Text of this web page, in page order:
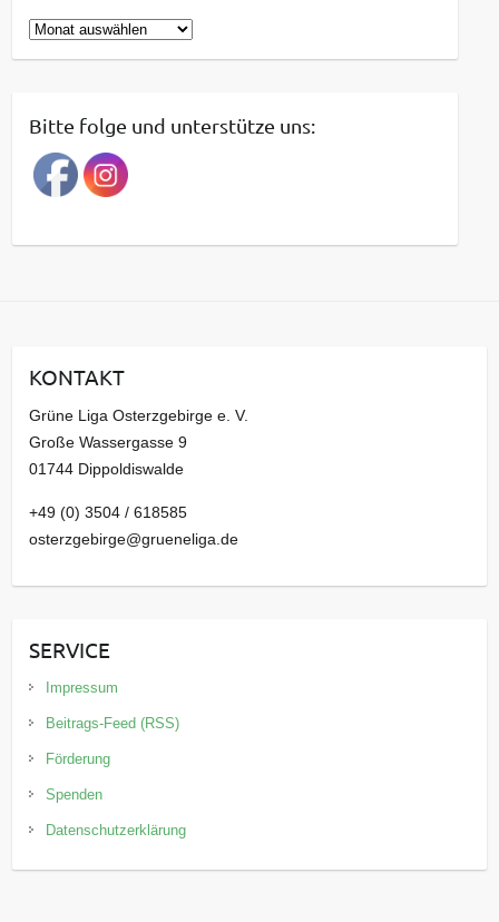
B
e
r
a
g
a
v
Bitte folge und unterstütze uns:
KONTAKT
Grüne Liga Osterzgebirge e. V.
Große Wassergasse 9
01744 Dippoldiswalde
+49 (0) 3504 / 618585
osterzgebirge@grueneliga.de
SERVICE
Impressum
Beitrags-Feed (RSS)
Förderung
Spenden
Datenschutzerklärung